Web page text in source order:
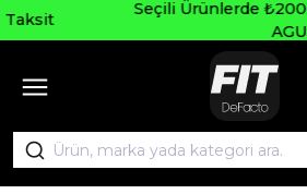
Seçili Ürünlerde ₺2000 Üzeri
AGUSTOS200